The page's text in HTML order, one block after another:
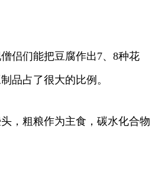
侣们能把豆腐作出7、8种花
品占了很大的比例。
，粗粮作为主食，碳水化合物